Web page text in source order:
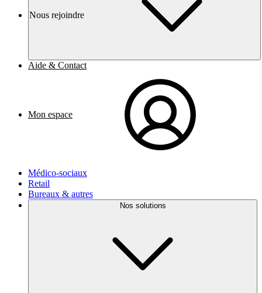
Nous rejoindre
Aide & Contact
Mon espace
Médico-sociaux
Retail
Bureaux & autres
Nos solutions